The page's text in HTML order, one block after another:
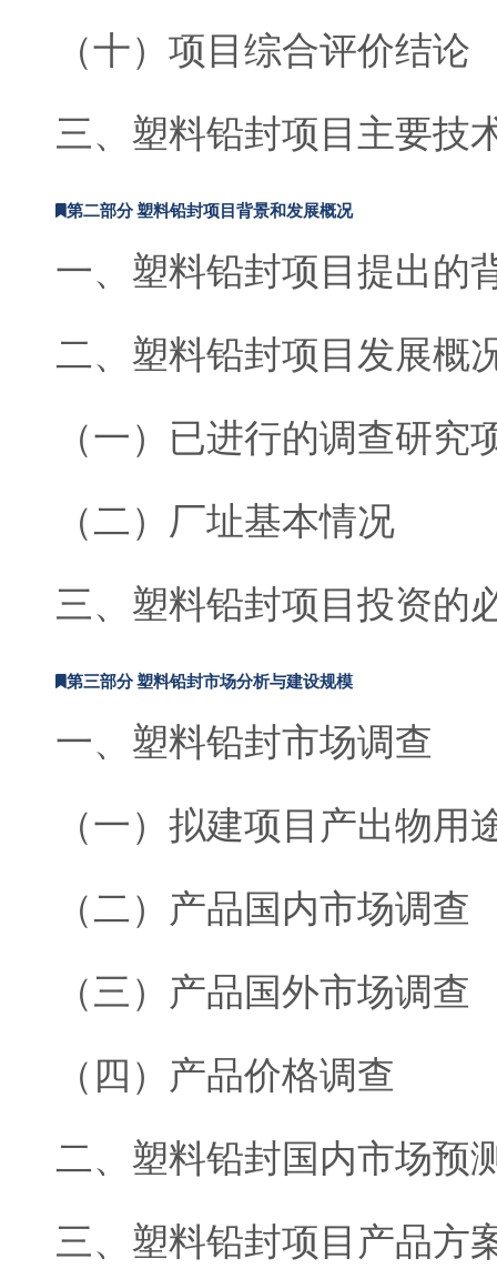
（十）项目综合评价结论
三、塑料铅封项目主要技
第二部分 塑料铅封项目背景和发展概况
一、塑料铅封项目提出的
二、塑料铅封项目发展概
（一）已进行的调查研究
（二）厂址基本情况
三、塑料铅封项目投资的
第三部分 塑料铅封市场分析与建设规模
一、塑料铅封市场调查
（一）拟建项目产出物用
（二）产品国内市场调查
（三）产品国外市场调查
（四）产品价格调查
二、塑料铅封国内市场预
三、塑料铅封项目产品方